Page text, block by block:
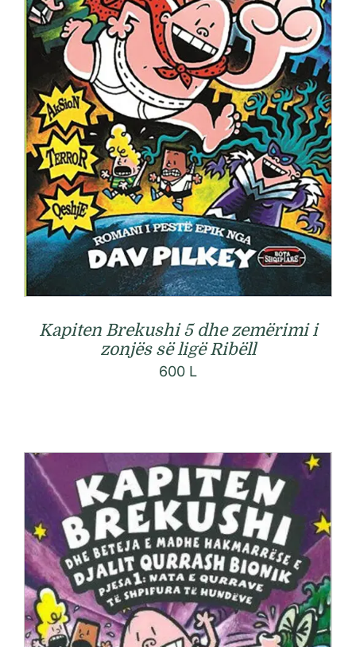
Kapiten Brekushi 5 dhe zemërimi i
zonjës së ligë Ribëll
600 L